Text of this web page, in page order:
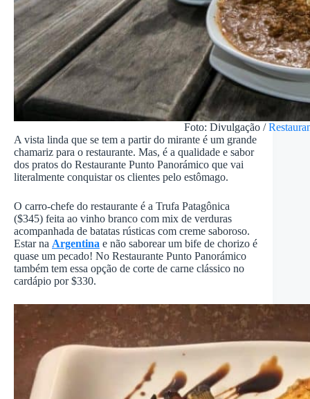
Foto: Divulgação /
A vista linda que se tem a partir do mirante é um grande
chamariz para o restaurante. Mas, é a qualidade e sabor
dos pratos do Restaurante Punto Panorámico que vai
literalmente conquistar os clientes pelo estômago.
O carro-chefe do restaurante é a Trufa Patagônica
($345) feita ao vinho branco com mix de verduras
acompanhada de batatas rústicas com creme saboroso.
Estar na Argentina e não saborear um bife de chorizo é
quase um pecado! No Restaurante Punto Panorámico
também tem essa opção de corte de carne clássico no
cardápio por $330.